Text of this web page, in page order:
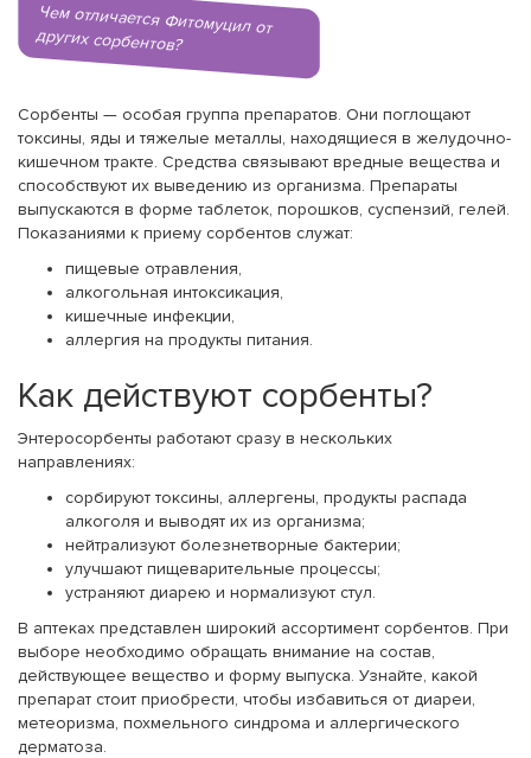
Чем отличается Фитомуцил от
других сорбентов?
Сорбенты — особая группа препаратов. Они поглощают
токсины, яды и тяжелые металлы, находящиеся в желудочно-
кишечном тракте. Средства связывают вредные вещества и
способствуют их выведению из организма. Препараты
выпускаются в форме таблеток, порошков, суспензий, гелей.
Показаниями к приему сорбентов служат:
пищевые отравления,
алкогольная интоксикация,
кишечные инфекции,
аллергия на продукты питания.
Как действуют сорбенты?
Энтеросорбенты работают сразу в нескольких
направлениях:
сорбируют токсины, аллергены, продукты распада
алкоголя и выводят их из организма;
нейтрализуют болезнетворные бактерии;
улучшают пищеварительные процессы;
устраняют диарею и нормализуют стул.
В аптеках представлен широкий ассортимент сорбентов. При
выборе необходимо обращать внимание на состав,
действующее вещество и форму выпуска. Узнайте, какой
препарат стоит приобрести, чтобы избавиться от диареи,
метеоризма, похмельного синдрома и аллергического
дерматоза.